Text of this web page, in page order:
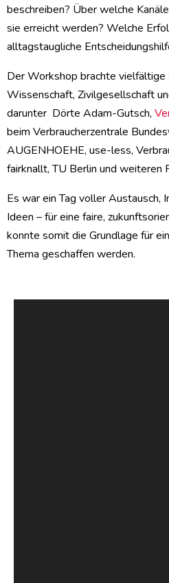
beschreiben? Über welche
sie erreicht werden? Welche
alltagstaugliche
Der Workshop brachte vielfältige
Wissenschaft, Zivilgesellschaft
darunter Dörte Adam-Gutsch,
beim Verbraucherzentrale
AUGENHOEHE, use-less,
fairknallt, TU Berlin und weiteren
Es war ein Tag voller Austausch,
Ideen – für eine faire,
konnte somit die Grundlage für
Thema geschaffen werden.